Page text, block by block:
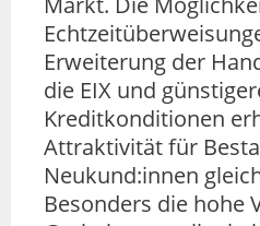
Erweiterung der
die EIX und
Kreditkonditionen
Attraktivität für
Neukund:innen
Besonders die hohe